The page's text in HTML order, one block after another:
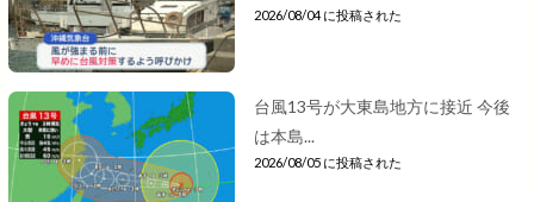
2026/08/04 に投稿された
台風13号が大東島地方に接近 今後
は本島...
2026/08/05 に投稿された